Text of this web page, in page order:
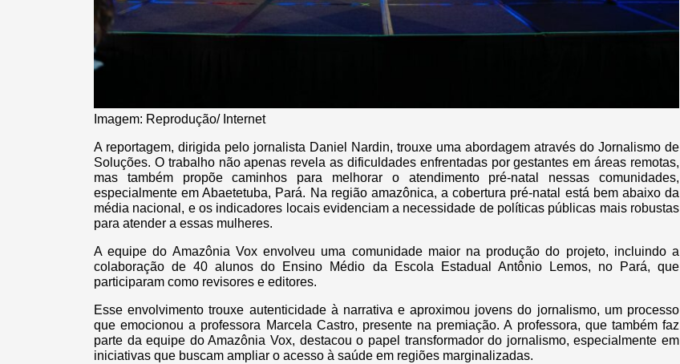
Imagem: Reprodução/ Internet
A reportagem, dirigida pelo jornalista Daniel Nardin, trouxe uma abordagem através do Jornalismo de
Soluções. O trabalho não apenas revela as dificuldades enfrentadas por gestantes em áreas remotas,
mas também propõe caminhos para melhorar o atendimento pré-natal nessas comunidades,
especialmente em Abaetetuba, Pará. Na região amazônica, a cobertura pré-natal está bem abaixo da
média nacional, e os indicadores locais evidenciam a necessidade de políticas públicas mais robustas
para atender a essas mulheres.
A equipe do Amazônia Vox envolveu uma comunidade maior na produção do projeto, incluindo a
colaboração de 40 alunos do Ensino Médio da Escola Estadual Antônio Lemos, no Pará, que
participaram como revisores e editores.
Esse envolvimento trouxe autenticidade à narrativa e aproximou jovens do jornalismo, um processo
que emocionou a professora Marcela Castro, presente na premiação. A professora, que também faz
parte da equipe do Amazônia Vox, destacou o papel transformador do jornalismo, especialmente em
iniciativas que buscam ampliar o acesso à saúde em regiões marginalizadas.